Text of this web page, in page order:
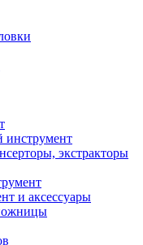
инструмент
экстракторы
и аксессуары